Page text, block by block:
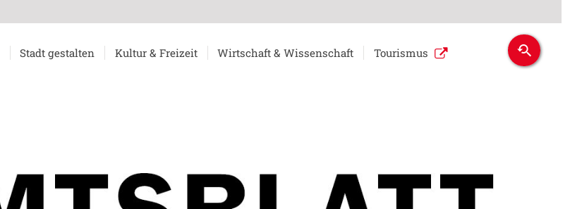
Stadt gestalten Kultur & Freizeit Wirtschaft & Wissenschaft Tourismus